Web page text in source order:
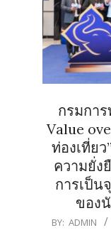
กรมกา
Value
ท่องเที่ย
ความยั่ง
การเป็
ของ
2026-
BY: ADMIN